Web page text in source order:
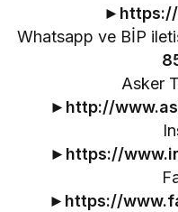
►
Whatsapp ve BİP
Asker
► http://
► https://
► https://